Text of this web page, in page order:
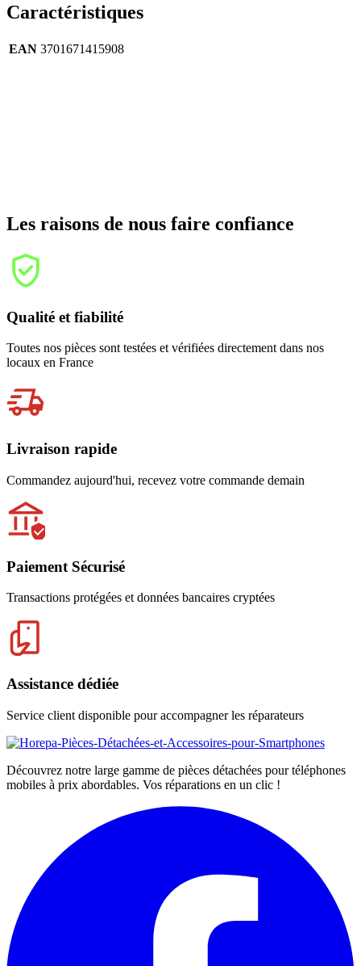
Caractéristiques
EAN 3701671415908
Les raisons de nous faire confiance
Qualité et fiabilité
Toutes nos pièces sont testées et vérifiées directement dans nos
locaux en France
Livraison rapide
Commandez aujourd'hui, recevez votre commande demain
Paiement Sécurisé
Transactions protégées et données bancaires cryptées
Assistance dédiée
Service client disponible pour accompagner les réparateurs
Découvrez notre large gamme de pièces détachées pour téléphones
mobiles à prix abordables. Vos réparations en un clic !